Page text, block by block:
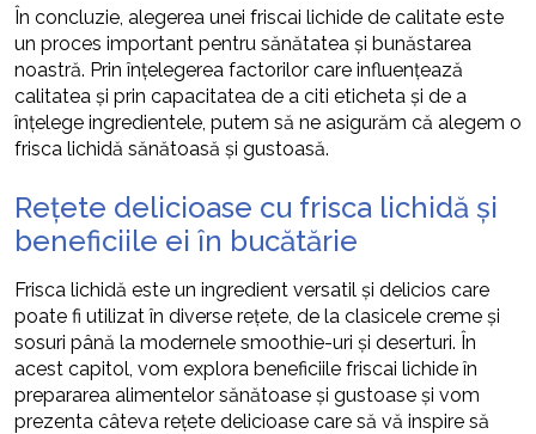
În concluzie, alegerea unei friscai lichide de calitate este
un proces important pentru sănătatea și bunăstarea
noastră. Prin înțelegerea factorilor care influențează
calitatea și prin capacitatea de a citi eticheta și de a
înțelege ingredientele, putem să ne asigurăm că alegem o
frisca lichidă sănătoasă și gustoasă.
Rețete delicioase cu frisca lichidă și
beneficiile ei în bucătărie
Frisca lichidă este un ingredient versatil și delicios care
poate fi utilizat în diverse rețete, de la clasicele creme și
sosuri până la modernele smoothie-uri și deserturi. În
acest capitol, vom explora beneficiile friscai lichide în
prepararea alimentelor sănătoase și gustoase și vom
prezenta câteva rețete delicioase care să vă inspire să